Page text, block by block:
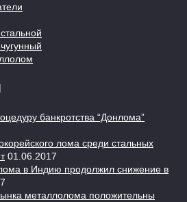
банкротства “Донлома”
лома среди стальных
01.06.2017
в Индию продолжил снижение в
металлолома положительны